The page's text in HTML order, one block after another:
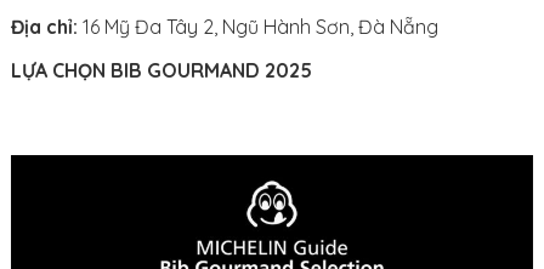
Địa chỉ: 16 Mỹ Đa Tây 2, Ngũ Hành Sơn, Đà Nẵng
LỰA CHỌN BIB GOURMAND 2025